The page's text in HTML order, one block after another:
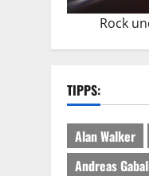
Rock
TIPPS:
Alan Walker
Andreas